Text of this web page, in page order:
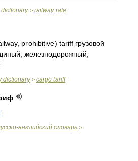
> railway rate
prohibitive) tariff грузовой
железнодорожный,
dictionary> cargo tariff
английский словарь >